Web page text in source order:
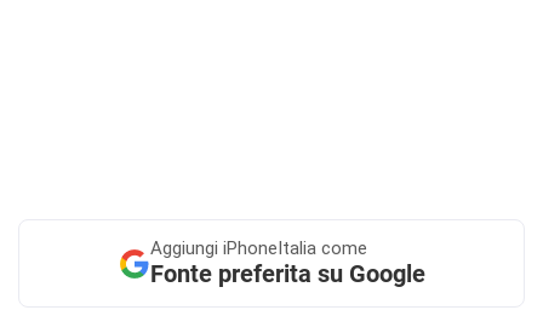
Aggiungi iPhoneItalia come
Fonte preferita su Google